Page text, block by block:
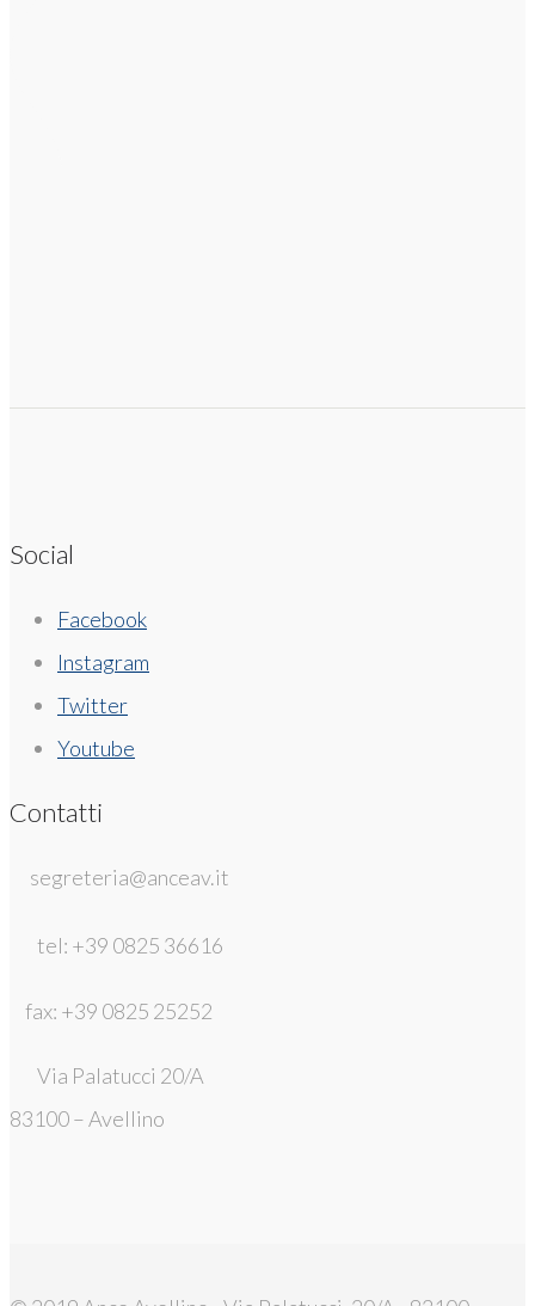
Social
Facebook
Instagram
Twitter
Youtube
Contatti
segreteria@anceav.it
tel: +39 0825 36616
fax: +39 0825 25252
Via Palatucci 20/A
83100 – Avellino